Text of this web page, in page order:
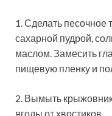
1. Сделать песочное
сахарной пудрой,
маслом. Замесить
пищевую пленку и
2. Вымыть
ягоды от хвостиков.